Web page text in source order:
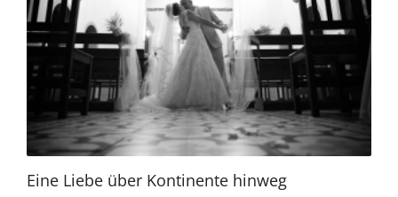
Eine Liebe über Kontinente hinweg